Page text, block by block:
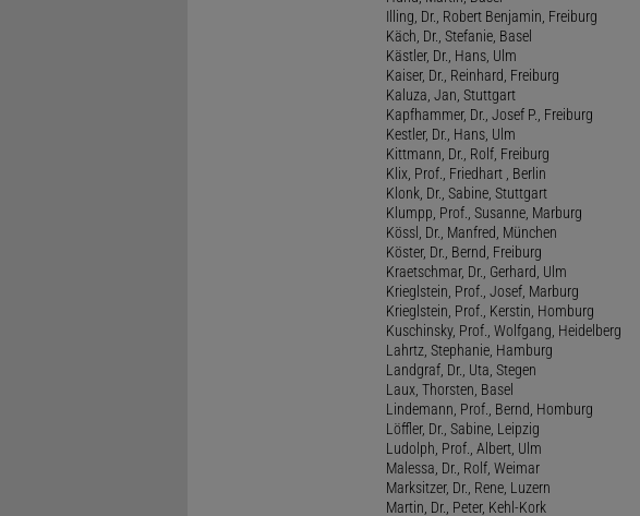
Illing, Dr., Robert Benjamin, Freiburg
Käch, Dr., Stefanie, Basel
Kästler, Dr., Hans, Ulm
Kaiser, Dr., Reinhard, Freiburg
Kaluza, Jan, Stuttgart
Kapfhammer, Dr., Josef P., Freiburg
Kestler, Dr., Hans, Ulm
Kittmann, Dr., Rolf, Freiburg
Klix, Prof., Friedhart , Berlin
Klonk, Dr., Sabine, Stuttgart
Klumpp, Prof., Susanne, Marburg
Kössl, Dr., Manfred, München
Köster, Dr., Bernd, Freiburg
Kraetschmar, Dr., Gerhard, Ulm
Krieglstein, Prof., Josef, Marburg
Krieglstein, Prof., Kerstin, Homburg
Kuschinsky, Prof., Wolfgang, Heidelberg
Lahrtz, Stephanie, Hamburg
Landgraf, Dr., Uta, Stegen
Laux, Thorsten, Basel
Lindemann, Prof., Bernd, Homburg
Löffler, Dr., Sabine, Leipzig
Ludolph, Prof., Albert, Ulm
Malessa, Dr., Rolf, Weimar
Marksitzer, Dr., Rene, Luzern
Martin, Dr., Peter, Kehl-Kork